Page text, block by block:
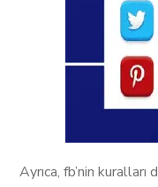
Ayrıca, fb’nin